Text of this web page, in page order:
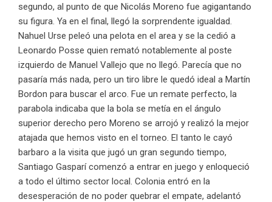
segundo, al punto de que Nicolás Moreno fue agigantando
su figura. Ya en el final, llegó la sorprendente igualdad.
Nahuel Urse peleó una pelota en el area y se la cedió a
Leonardo Posse quien remató notablemente al poste
izquierdo de Manuel Vallejo que no llegó. Parecía que no
pasaría más nada, pero un tiro libre le quedó ideal a Martín
Bordon para buscar el arco. Fue un remate perfecto, la
parabola indicaba que la bola se metía en el ángulo
superior derecho pero Moreno se arrojó y realizó la mejor
atajada que hemos visto en el torneo. El tanto le cayó
barbaro a la visita que jugó un gran segundo tiempo,
Santiago Gasparí comenzó a entrar en juego y enloqueció
a todo el último sector local. Colonia entró en la
desesperación de no poder quebrar el empate, adelantó